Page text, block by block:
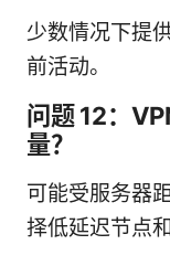
少数情况下提
前活动。
问题 12：
量？
可能受服务器
择低延迟节点